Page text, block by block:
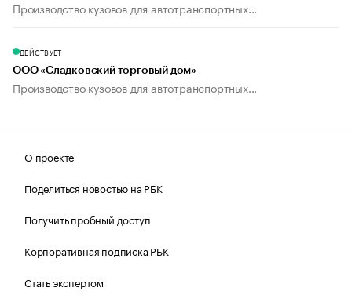
Производство кузовов для автотранспортных...
ДЕЙСТВУЕТ
ООО «Сладковский торговый дом»
Производство кузовов для автотранспортных...
О проекте
Поделиться новостью на РБК
Получить пробный доступ
Корпоративная подписка РБК
Стать экспертом